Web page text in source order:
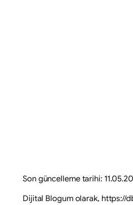
Son güncelleme tarihi:
Dijital Blogum olarak, https://